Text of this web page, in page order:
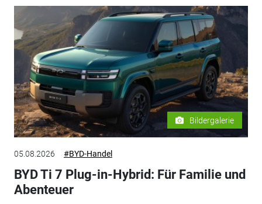
Bildergalerie
05.08.2026 #BYD-Handel
BYD Ti 7 Plug-in-Hybrid: Für Familie und
Abenteuer